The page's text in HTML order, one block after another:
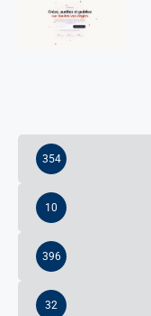
354
10
396
32